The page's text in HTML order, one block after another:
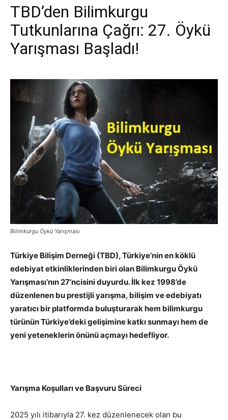
TBD’den Bilimkurgu
Tutkunlarına Çağrı: 27. Öykü
Yarışması Başladı!
Bilimkurgu Öykü Yarışması
Türkiye Bilişim Derneği (TBD), Türkiye’nin en köklü
edebiyat etkinliklerinden biri olan Bilimkurgu Öykü
Yarışması’nın 27’ncisini duyurdu. İlk kez 1998’de
düzenlenen bu prestijli yarışma, bilişim ve edebiyatı
yaratıcı bir platformda buluşturarak hem bilimkurgu
türünün Türkiye’deki gelişimine katkı sunmayı hem de
yeni yeteneklerin önünü açmayı hedefliyor.
Yarışma Koşulları ve Başvuru Süreci
2025 yılı itibarıyla 27. kez düzenlenecek olan bu